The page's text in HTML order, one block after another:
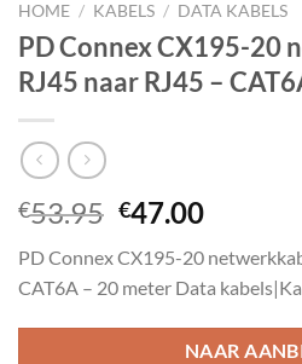
HOME / KABELS / DATA KABELS
PD Connex CX195-20
RJ45 naar RJ45 –
€53.95
was:
€53.95.
€47.00Huidige
is:
€47.00.
PD Connex CX195-20
CAT6A – 20 meter Data
NAAR